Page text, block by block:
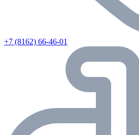
+7 (8162) 66-46-01